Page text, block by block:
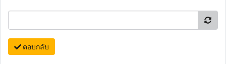
ตอบกลับ